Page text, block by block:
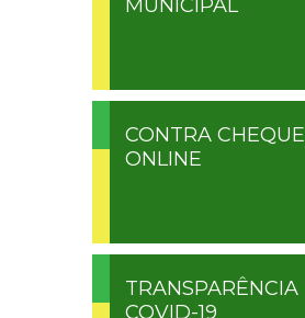
MUNICIPAL
CONTRA CHEQUE
ONLINE
TRANSPARÊNCIA
COVID-19